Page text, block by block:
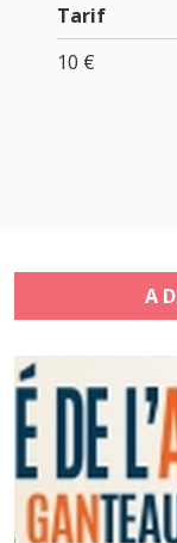
Tarif
10 €
A